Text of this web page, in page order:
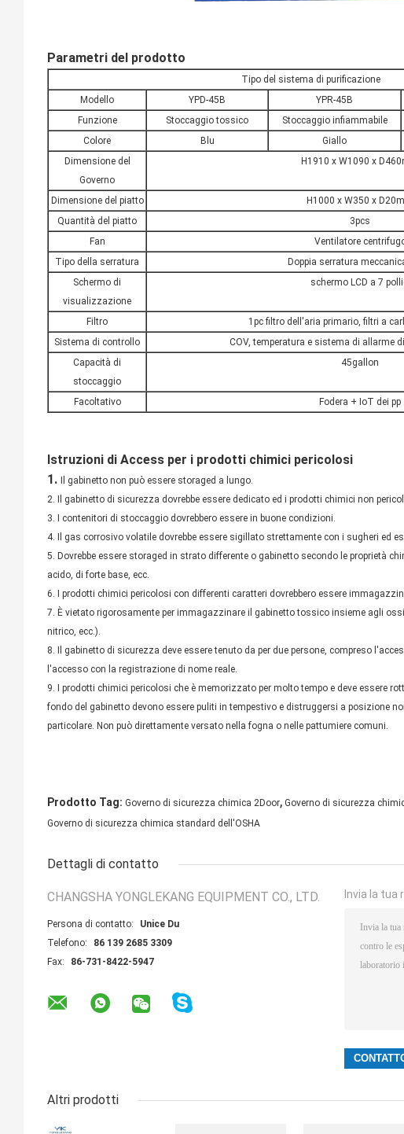
Parametri del prodotto
Tipo del sistema di purificazione
Modello
YPD-45B YPR-45B
Funzione
Stoccaggio tossico Stoccaggio infiammabile
Colore
Blu Giallo
Dimensione del
Governo
H1910 x W1090 x
Dimensione del piatto
H1000 x W350 x
Quantità del piatto
3pcs
Fan
Ventilatore
Tipo della serratura
Doppia serratura
Schermo di
visualizzazione
schermo LCD a 7
Filtro
1pc filtro dell'aria primario, filtri a
Sistema di controllo
COV, temperatura e sistema di allarme
Capacità di
stoccaggio
45gallon
Facoltativo Fodera + IoT dei pp
Istruzioni di Access per i prodotti chimici pericolosi
1.
Il gabinetto non può essere storaged a lungo.
2. Il gabinetto di sicurezza dovrebbe essere dedicato ed i prodotti chimici non
3. I contenitori di stoccaggio dovrebbero essere in buone condizioni.
4. Il gas corrosivo volatile dovrebbe essere sigillato strettamente con i sugheri ed
5. Dovrebbe essere storaged in strato differente o gabinetto secondo le proprietà
acido, di forte base, ecc.
6. I prodotti chimici pericolosi con differenti caratteri dovrebbero essere
7. È vietato rigorosamente per immagazzinare il gabinetto tossico insieme agli
nitrico, ecc.).
8. Il gabinetto di sicurezza deve essere tenuto da per due persone, compreso
l'accesso con la registrazione di nome reale.
9. I prodotti chimici pericolosi che è memorizzato per molto tempo e deve essere
fondo del gabinetto devono essere puliti in tempestivo e distruggersi a posizione
particolare. Non può direttamente versato nella fogna o nelle pattumiere comuni.
Prodotto Tag: Governo di sicurezza chimica 2Door, Governo di sicurezza
Governo di sicurezza chimica standard dell'OSHA
Dettagli di contatto
CHANGSHA YONGLEKANG EQUIPMENT CO., LTD.
Persona di contatto:
Unice Du
Telefono:
86 139 2685 3309
Fax:
86-731-8422-5947
Invia la
Altri prodotti